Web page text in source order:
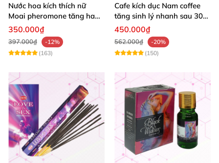
Nước hoa kích thích nữ
Moai pheromone tăng ham
muốn quyến rũ an toàn
350.000₫
397.000₫
-12%
(163)
Cafe kích dục Nam coffee
tăng sinh lý nhanh sau 30
phút hiệu quả
450.000₫
562.000₫
-20%
(150)